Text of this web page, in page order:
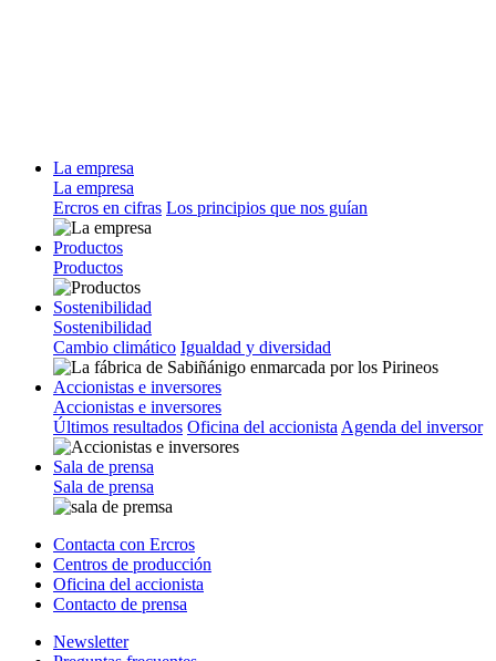
La empresa
La empresa
Ercros en cifras Los principios que nos guían
Productos
Productos
Sostenibilidad
Sostenibilidad
Cambio climático Igualdad y diversidad
Accionistas e inversores
Accionistas e inversores
Últimos resultados Oficina del accionista Agenda del inversor
Sala de prensa
Sala de prensa
Contacta con Ercros
Centros de producción
Oficina del accionista
Contacto de prensa
Newsletter